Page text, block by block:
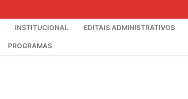
INSTITUCIONAL EDITAIS ADMINISTRATIVOS
PROGRAMAS